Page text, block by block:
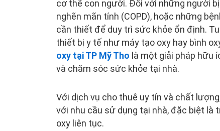
cơ thể con người. Đối với những người
nghẽn mãn tính (COPD), hoặc những
cần thiết để duy trì sức khỏe ổn định.
thiết bị y tế như máy tạo oxy hay bình
oxy tại TP Mỹ Tho là một giải pháp hữu
và chăm sóc sức khỏe tại nhà.
Với dịch vụ cho thuê uy tín và chất
với nhu cầu sử dụng tại nhà, đặc biệt là
oxy liên tục.